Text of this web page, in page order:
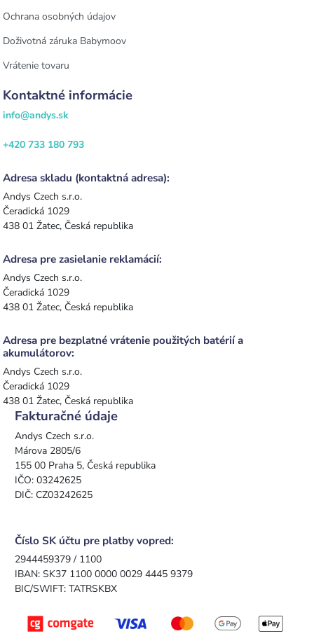
Ochrana osobných údajov
Doživotná záruka Babymoov
Vrátenie tovaru
Kontaktné informácie
info@andys.sk
+420 733 180 793
Adresa skladu (kontaktná adresa):
Andys Czech s.r.o.
Čeradická 1029
438 01 Žatec, Česká republika
Adresa pre zasielanie reklamácií:
Andys Czech s.r.o.
Čeradická 1029
438 01 Žatec, Česká republika
Adresa pre bezplatné vrátenie použitých batérií a
akumulátorov:
Andys Czech s.r.o.
Čeradická 1029
438 01 Žatec, Česká republika
Fakturačné údaje
Andys Czech s.r.o.
Márova 2805/6
155 00 Praha 5, Česká republika
IČO: 03242625
DIČ: CZ03242625
Číslo SK účtu pre platby vopred:
2944459379 / 1100
IBAN: SK37 1100 0000 0029 4445 9379
BIC/SWIFT: TATRSKBX